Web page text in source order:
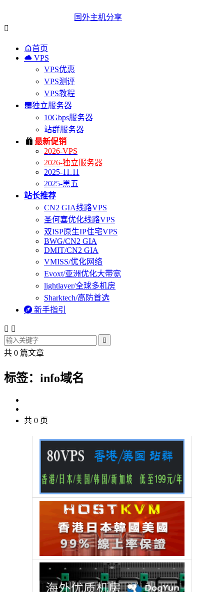
国外主机分享

首页
 VPS
VPS优惠
VPS测评
VPS教程
独立服务器
10Gbps服务器
站群服务器
 最新促销
2026-VPS
2026-独立服务器
2025-11.11
2025-黑五
站长推荐
CN2 GIA线路VPS
圣何塞优化线路VPS
双ISP原生IP住宅VPS
BWG/CN2 GIA
DMIT/CN2 GIA
VMISS/优化网络
Evoxt/亚洲优化大带宽
lightlayer/全球多机房
Sharktech/高防首选
 新手指引
 

共 0 篇文章
标签：info域名
共 0 页